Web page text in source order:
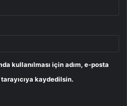
kullanılması için adım, e-posta
kaydedilsin.